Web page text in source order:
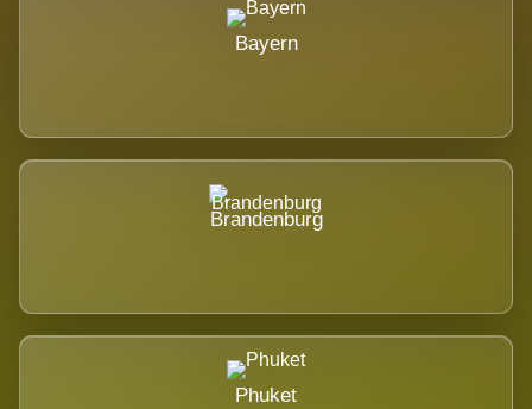
Bayern
Brandenburg
Phuket